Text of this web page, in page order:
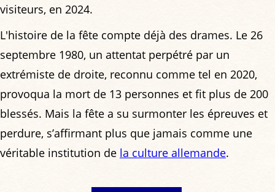
visiteurs, en 2024.
L'histoire de la fête compte déjà des drames. Le 26
septembre 1980, un attentat perpétré par un
extrémiste de droite, reconnu comme tel en 2020,
provoqua la mort de 13 personnes et fit plus de 200
blessés. Mais la fête a su surmonter les épreuves et
perdure, s’affirmant plus que jamais comme une
véritable institution de la culture allemande.